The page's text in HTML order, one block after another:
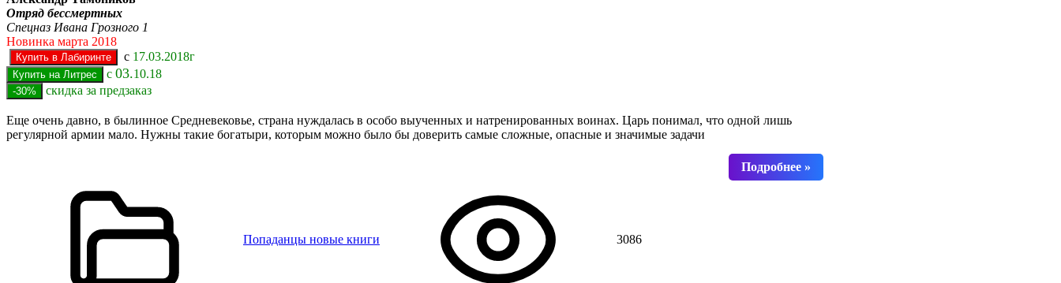
Отряд бессмертных
Спецназ Ивана Грозного 1
Новинка марта 2018
с 17.03.2018г
с 03.10.18
скидка за предзаказ
Еще очень давно, в былинное Средневековье, страна нуждалась в особо выученных и натренированных воинах. Царь понимал, что одной лишь
регулярной армии мало. Нужны такие богатыри, которым можно было бы доверить самые сложные, опасные и значимые задачи
Попаданцы новые книги 3086